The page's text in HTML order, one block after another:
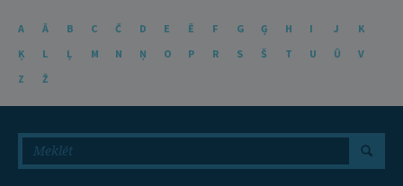
A Ā B C Č D E Ē F G Ģ H I J
K
Ķ
L Ļ M N Ņ O P R S Š T U Ū
V
Z
Ž